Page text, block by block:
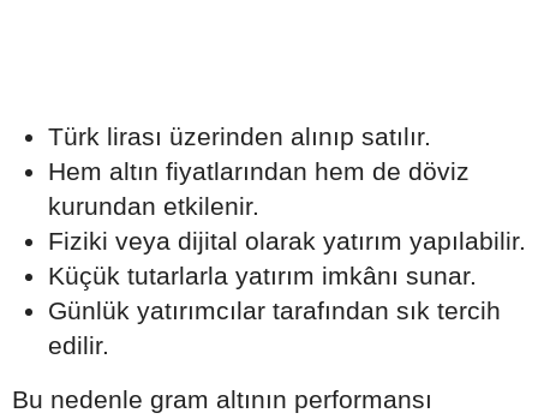
Türk lirası üzerinden alınıp satılır.
Hem altın fiyatlarından hem de döviz
kurundan etkilenir.
Fiziki veya dijital olarak yatırım yapılabilir.
Küçük tutarlarla yatırım imkânı sunar.
Günlük yatırımcılar tarafından sık tercih
edilir.
Bu nedenle gram altının performansı